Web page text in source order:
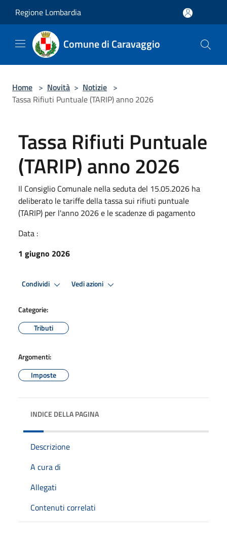
Regione Lombardia
Comune di Caravaggio
Home > Novità > Notizie >
Tassa Rifiuti Puntuale (TARIP) anno 2026
Tassa Rifiuti Puntuale
(TARIP) anno 2026
Il Consiglio Comunale nella seduta del 15.05.2026 ha
deliberato le tariffe della tassa sui rifiuti puntuale
(TARIP) per l'anno 2026 e le scadenze di pagamento
Data :
1 giugno 2026
Condividi Vedi azioni
Categorie:
Tributi
Argomenti:
Imposte
INDICE DELLA PAGINA
Descrizione
A cura di
Allegati
Contenuti correlati